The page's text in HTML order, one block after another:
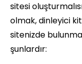
sitesi
olmak, dinleyici
sitenizde
şunlardır: